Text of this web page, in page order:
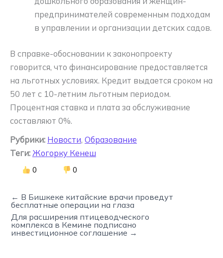
предпринимателей современным подходам
в управлении и организации детских садов.
В справке-обосновании к законопроекту
говорится, что финансирование предоставляется
на льготных условиях. Кредит выдается сроком на
50 лет с 10-летним льготным периодом.
Процентная ставка и плата за обслуживание
составляют 0%.
Рубрики: Новости, Образование
Теги: Жогорку Кенеш
0 0
← В Бишкеке китайские врачи проведут
бесплатные операции на глаза
Для расширения птицеводческого
комплекса в Кемине подписано
инвестиционное соглашение →